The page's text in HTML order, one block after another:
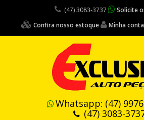
(47) 3083-3737
Solicite
Confira nosso estoque
Minha conta
Whatsapp: (47)
(47) 3083-